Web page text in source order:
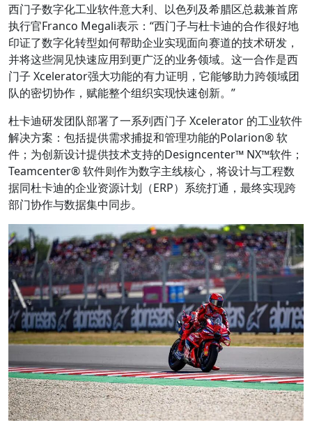
西门子数字化工业软件意大利、以色列及希腊区总裁兼首席
执行官Franco Megali表示：“西门子与杜卡迪的合作很好地
印证了数字化转型如何帮助企业实现面向赛道的技术研发，
并将这些洞见快速应用到更广泛的业务领域。这一合作是西
门子 Xcelerator强大功能的有力证明，它能够助力跨领域团
队的密切协作，赋能整个组织实现快速创新。”
杜卡迪研发团队部署了一系列西门子 Xcelerator 的工业软件
解决方案：包括提供需求捕捉和管理功能的Polarion® 软
件；为创新设计提供技术支持的Designcenter™ NX™软件；
Teamcenter® 软件则作为数字主线核心，将设计与工程数
据同杜卡迪的企业资源计划（ERP）系统打通，最终实现跨
部门协作与数据集中同步。